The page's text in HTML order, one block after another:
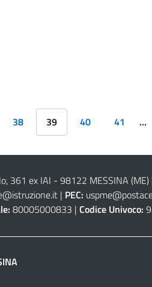
38 39 40 41 …
361 ex IAI - 98122 MESSINA (ME)
| PEC:
80005000833 | Codice Univoco: